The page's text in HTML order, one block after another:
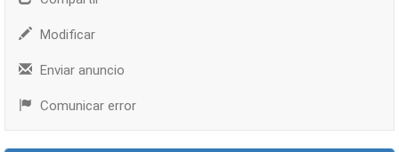
Modificar
Enviar anuncio
Comunicar error